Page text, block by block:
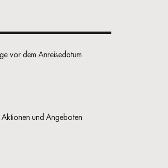
vor dem Anreisedatum
und Angeboten